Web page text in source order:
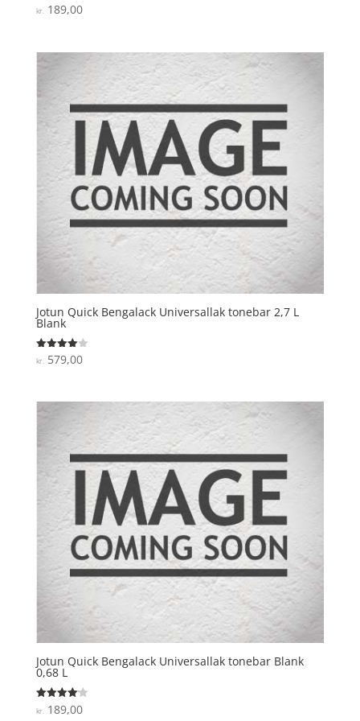
Vurderet
4.5
kr.189,00
Jotun Quick Bengalack Universallak tonebar 2,7 L
Blank
Vurderet
4
kr.579,00
Jotun Quick Bengalack Universallak tonebar Blank
0,68 L
Vurderet
4.1
kr.189,00